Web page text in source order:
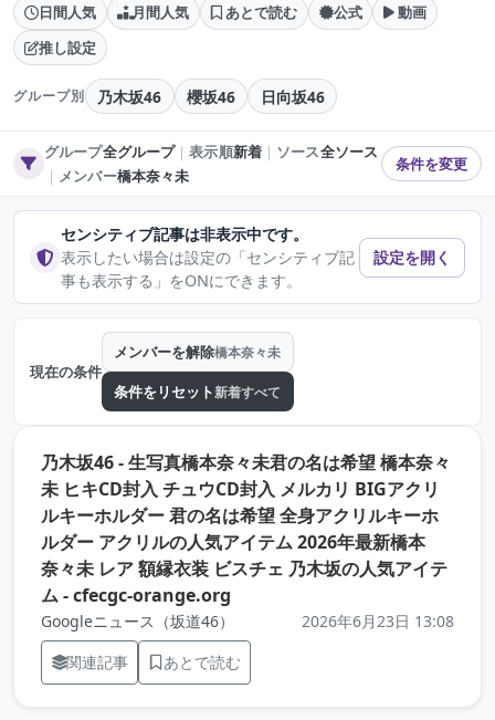
日間人気 月間人気 あとで読む 公式
動画
推し設定
グループ別 乃木坂46 櫻坂46 日向坂46
グループ全グループ｜表示順新着｜ ソース全ソース
｜ メンバー橋本奈々未
条件を変更
センシティブ記事は非表示中です。
表示したい場合は設定の「センシティブ記
事も表示する」をONにできます。
設定を開く
現在の条件
メンバーを解除橋本奈々未
条件をリセット新着すべて
乃木坂46 - 生写真橋本奈々未君の名は希望 橋本奈々
未 ヒキCD封入 チュウCD封入 メルカリ BIGアクリ
ルキーホルダー 君の名は希望 全身アクリルキーホ
ルダー アクリルの人気アイテム 2026年最新橋本
奈々未 レア 額縁衣装 ビスチェ 乃木坂の人気アイテ
ム - cfecgc-orange.org
Googleニュース（坂道46）
2026年6月23日 13:08
関連記事
あとで読む